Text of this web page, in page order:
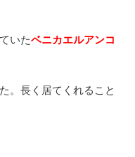
いたベニカエルアンコ
。長く居てくれること